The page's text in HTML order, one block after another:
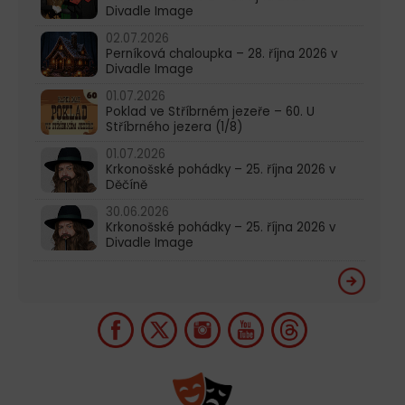
Divadle Image
02.07.2026
Perníková chaloupka – 28. října 2026 v
Divadle Image
01.07.2026
Poklad ve Stříbrném jezeře – 60. U
Stříbrného jezera (1/8)
01.07.2026
Krkonošské pohádky – 25. října 2026 v
Děčíně
30.06.2026
Krkonošské pohádky – 25. října 2026 v
Divadle Image